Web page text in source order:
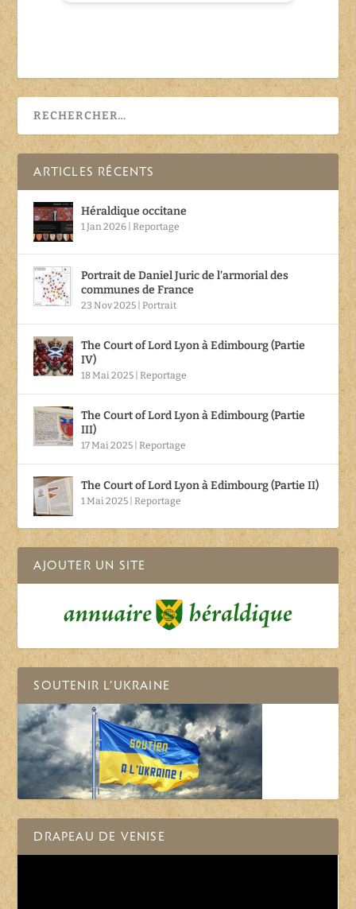
ARTICLES RÉCENTS
Héraldique occitane
1 Jan 2026 Reportage
Portrait de Daniel Juric de l’armorial des
communes de France
23 Nov 2025 Portrait
The Court of Lord Lyon à Edimbourg (Partie
IV)
18 Mai 2025 Reportage
The Court of Lord Lyon à Edimbourg (Partie
III)
17 Mai 2025 Reportage
The Court of Lord Lyon à Edimbourg (Partie II)
1 Mai 2025 Reportage
AJOUTER UN SITE
SOUTENIR L’UKRAINE
DRAPEAU DE VENISE